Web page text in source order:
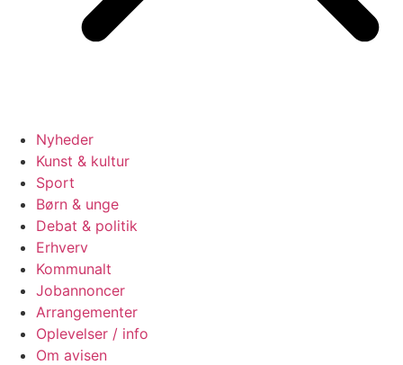
Nyheder
Kunst & kultur
Sport
Børn & unge
Debat & politik
Erhverv
Kommunalt
Jobannoncer
Arrangementer
Oplevelser / info
Om avisen